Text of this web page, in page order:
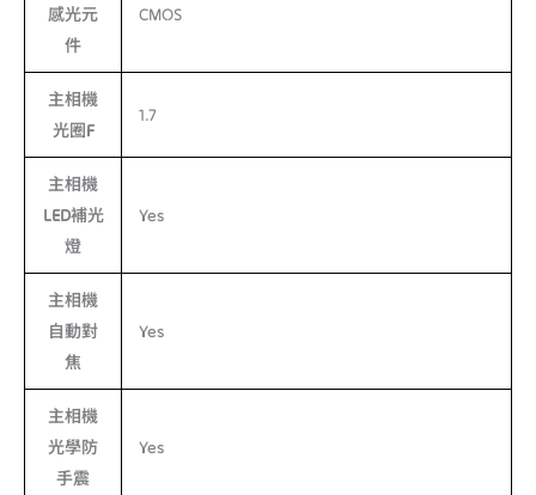
感光元
件
CMOS
主相機
光圈F
1.7
主相機
LED補光
燈
Yes
主相機
自動對
焦
Yes
主相機
光學防
手震
Yes